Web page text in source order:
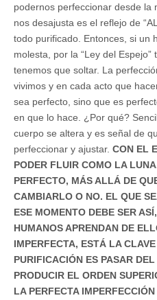
podernos perfeccionar desde la
nos desajusta es el reflejo de
todo purificado. Entonces, si un
molesta, por la “Ley del
tenemos que soltar. La
vivimos y en cada acto que
sea perfecto, sino que es
en que lo hace. ¿Por qué?
cuerpo se altera y es señal de
perfeccionar y ajustar. CON EL
PODER FLUIR COMO LA
PERFECTO, MÁS ALLÁ DE
CAMBIARLO O NO. EL QUE
ESE MOMENTO DEBE SER
HUMANOS APRENDAN DE
IMPERFECTA, ESTÁ LA
PURIFICACIÓN ES PASAR
PRODUCIR EL ORDEN
LA PERFECTA